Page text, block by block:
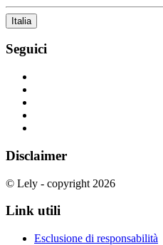
Italia
Seguici
Disclaimer
© Lely - copyright 2026
Link utili
Esclusione di responsabilità